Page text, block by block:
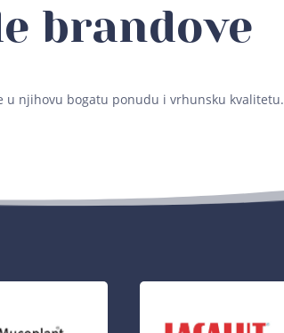
brandove
u njihovu bogatu ponudu i vrhunsku kvalitetu.